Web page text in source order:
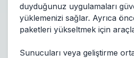
duyduğunuz uygulamaları
yüklemenizi sağlar. Ayrıca
paketleri yükseltmek için
Sunucuları veya geliştirme